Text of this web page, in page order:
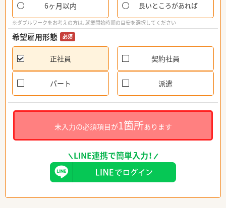
6ヶ月以内 良いところがあれば
※ダブルワークをお考えの方は、就業開始時期の目安を選択してください
希望雇用形態 必須
正社員 契約社員
パート 派遣
未入力の必須項目が1箇所あります
LINE連携で簡単入力！